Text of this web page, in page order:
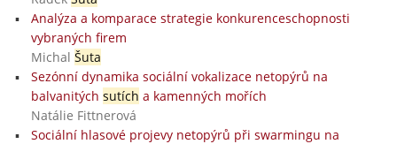
Analýza a komparace strategie konkurenceschopnosti
vybraných firem
Michal Šuta
Sezónní dynamika sociální vokalizace netopýrů na
balvanitých sutích a kamenných mořích
Natálie Fittnerová
Sociální hlasové projevy netopýrů při swarmingu na